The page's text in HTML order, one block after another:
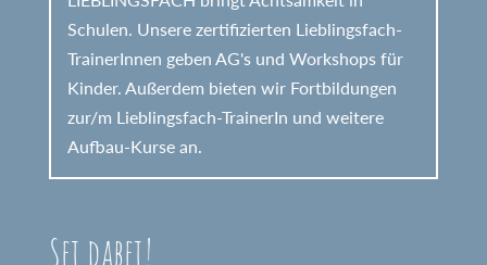
Schulen. Unsere zertifizierten Lieblingsfach-
TrainerInnen geben AG's und Workshops für
Kinder. Außerdem bieten wir Fortbildungen
zur/m Lieblingsfach-TrainerIn und weitere
Aufbau-Kurse an.
Sei dabei!